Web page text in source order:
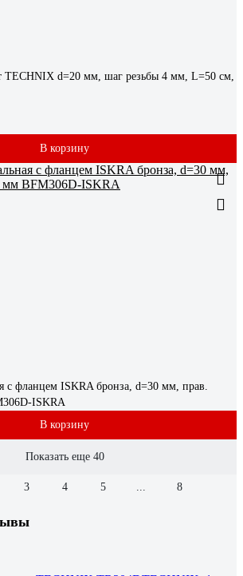
TECHNIX d=20 мм, шаг резьбы 4 мм, L=50 см,
В корзину
с фланцем ISKRA бронза, d=30 мм, прав.
ISKRA
В корзину
Показать еще 40
3 4 5 ... 8